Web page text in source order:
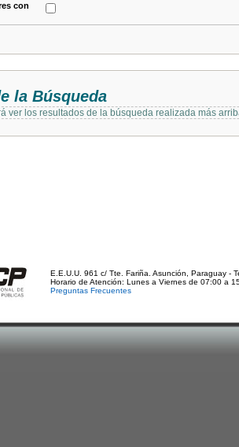
con
la Búsqueda
ver los resultados de la búsqueda realizada más
E.E.U.U. 961 c/ Tte. Fariña. Asunción, Paraguay -
Horario de Atención: Lunes a Viernes de 07:00 a
Preguntas Frecuentes